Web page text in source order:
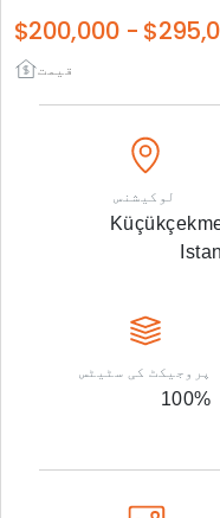
قیمت
$200,000 -
لوکیشنس
پروجیکٹ کی سٹیٹس
100%